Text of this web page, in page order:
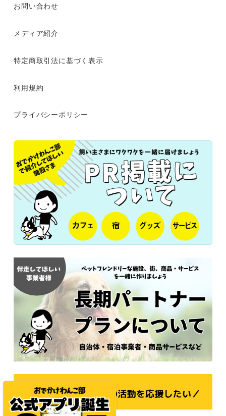
お問い合わせ
メディア紹介
特定商取引法に基づく表示
利用規約
プライバシーポリシー